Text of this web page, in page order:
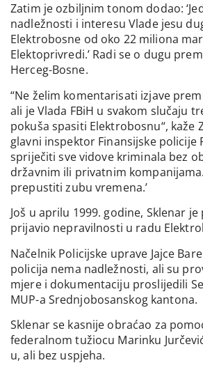
Zatim je ozbiljnim tonom dodao:
nadležnosti i interesu Vlade jesu
Elektrobosne od oko 22 miliona
Elektoprivredi.’ Radi se o dugu
Herceg-Bosne.
“Ne želim komentarisati izjave
ali je Vlada FBiH u svakom slučaju
pokuša spasiti Elektrobosnu“, kaže
glavni inspektor Finansijske policije
spriječiti sve vidove kriminala bez
državnim ili privatnim
prepustiti zubu vremena.’
Još u aprilu 1999. godine, Sklenar je
prijavio nepravilnosti u radu
Načelnik Policijske uprave Jajce
policija nema nadležnosti, ali su
mjere i dokumentaciju proslijedili
MUP-a Srednjobosanskog kantona.
Sklenar se kasnije obraćao za
federalnom tužiocu Marinku
u, ali bez uspjeha.